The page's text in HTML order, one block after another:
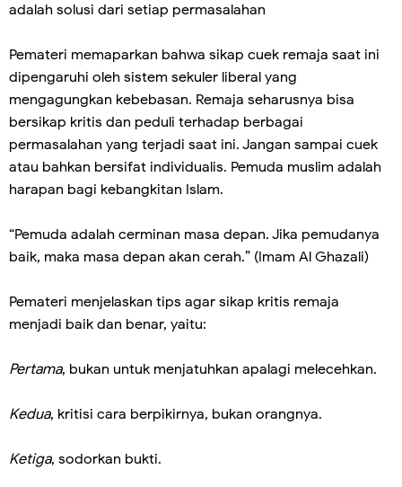
adalah solusi dari setiap permasalahan
Pemateri memaparkan bahwa sikap cuek remaja saat ini
dipengaruhi oleh sistem sekuler liberal yang
mengagungkan kebebasan. Remaja seharusnya bisa
bersikap kritis dan peduli terhadap berbagai
permasalahan yang terjadi saat ini. Jangan sampai cuek
atau bahkan bersifat individualis. Pemuda muslim adalah
harapan bagi kebangkitan Islam.
“Pemuda adalah cerminan masa depan. Jika pemudanya
baik, maka masa depan akan cerah.” (Imam Al Ghazali)
Pemateri menjelaskan tips agar sikap kritis remaja
menjadi baik dan benar, yaitu:
Pertama, bukan untuk menjatuhkan apalagi melecehkan.
Kedua, kritisi cara berpikirnya, bukan orangnya.
Ketiga, sodorkan bukti.